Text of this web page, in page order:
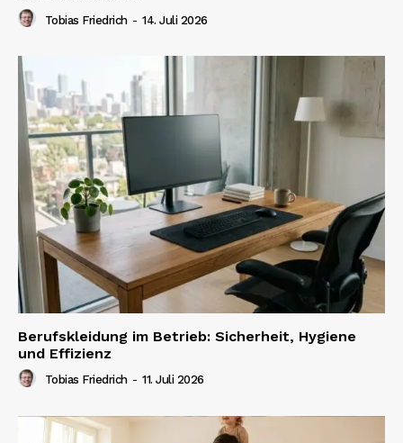
Tobias Friedrich - 14. Juli 2026
Berufskleidung im Betrieb: Sicherheit, Hygiene
und Effizienz
Tobias Friedrich - 11. Juli 2026